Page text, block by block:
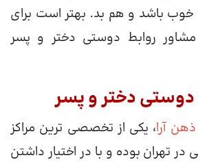
خوب باشد و هم بد. بهتر است برای
روابط دوستی دختر و پسر
دوستی دختر و پسر
آرا، یکی از تخصصی ترین مراکز
تهران بوده و با در اختیار داشتن